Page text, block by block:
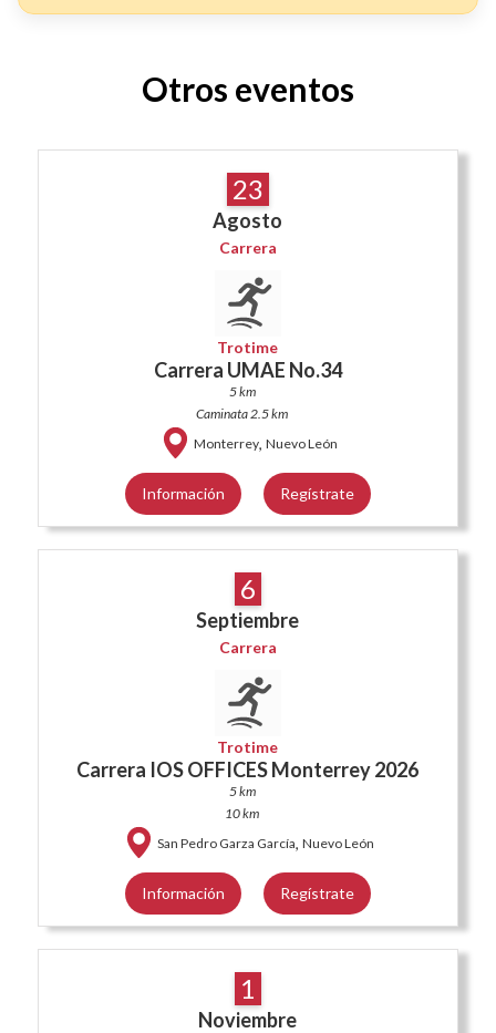
Otros eventos
23
Agosto
Carrera
Trotime
Carrera UMAE No.34
5 km
Caminata 2.5 km
Monterrey, Nuevo León
Información Regístrate
6
Septiembre
Carrera
Trotime
Carrera IOS OFFICES Monterrey 2026
5 km
10 km
San Pedro Garza García, Nuevo León
Información Regístrate
1
Noviembre